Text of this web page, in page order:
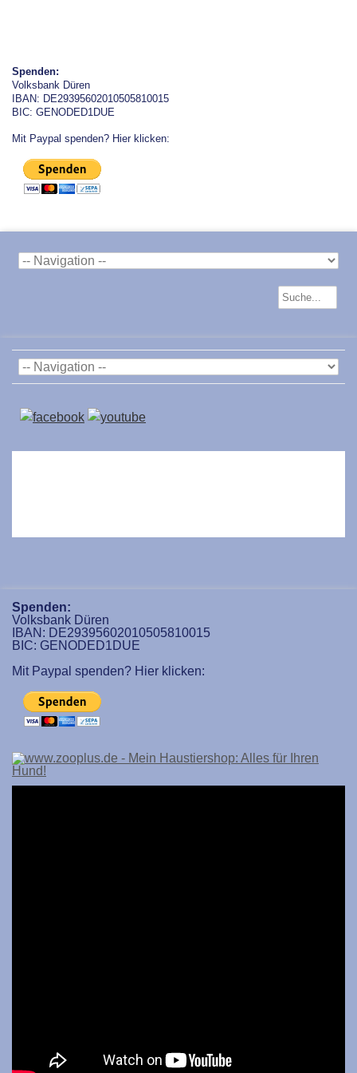
Spenden:
Volksbank Düren
IBAN: DE29395602010505810015
BIC: GENODED1DUE
Mit Paypal spenden? Hier klicken:
Spenden:
Volksbank Düren
IBAN: DE29395602010505810015
BIC: GENODED1DUE
Mit Paypal spenden? Hier klicken: